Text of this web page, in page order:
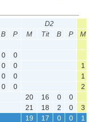
D2
B P M Tit B P
M
0
0
0 0
1
0 0
1
0 0
2
20 16 0
0
21 18 2 0
3
19 17 0 0
1